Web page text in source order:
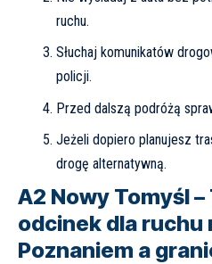
ruchu.
Słuchaj komunikatów
policji.
Przed dalszą podróżą
Jeżeli dopiero planujesz
drogę alternatywną.
A2 Nowy Tomyśl
odcinek dla ruchu
Poznaniem a